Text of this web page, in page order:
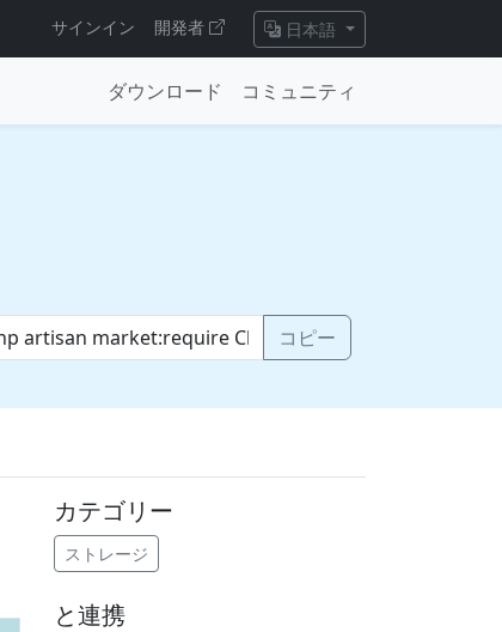
サインイン 開発者 日本語
ダウンロード コミュニティ
コピー
カテゴリー
ストレージ
と連携